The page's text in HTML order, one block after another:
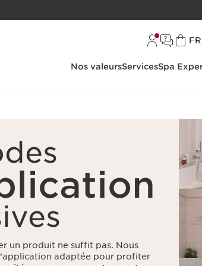
FR
Nos valeursServicesSpa
un produit ne suffit pas. Nous
adaptée pour profiter